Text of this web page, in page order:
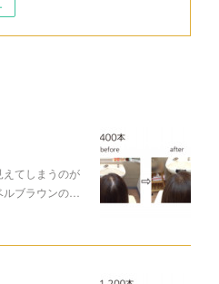
てしまうのが
ブラウンの…